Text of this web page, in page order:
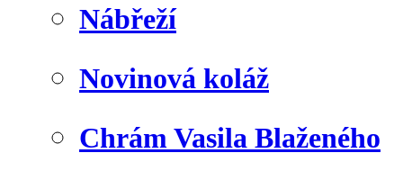
Nábřeží
Novinová koláž
Chrám Vasila Blaženého